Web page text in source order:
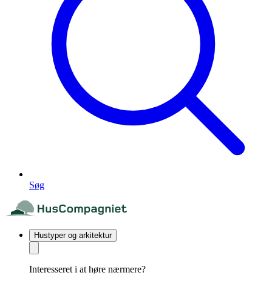
Søg
Hustyper og arkitektur
Interesseret i at høre nærmere?